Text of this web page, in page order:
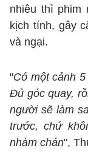
nhiêu thì phim
kịch tính, gây
và ngại.
"Có một cảnh
Đủ góc quay,
người sẽ làm
trước, chứ
nhàm chán",